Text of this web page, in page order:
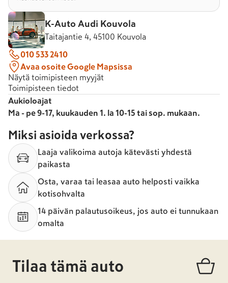
K-Auto Audi Kouvola
Taitajantie 4, 45100 Kouvola
010 533 2410
Avaa osoite Google Mapsissa
Näytä toimipisteen myyjät
Toimipisteen tiedot
Aukioloajat
Ma - pe 9-17, kuukauden 1. la 10-15 tai sop. mukaan.
Miksi asioida verkossa?
Laaja valikoima autoja kätevästi yhdestä
paikasta
Osta, varaa tai leasaa auto helposti vaikka
kotisohvalta
14 päivän palautusoikeus, jos auto ei tunnukaan
omalta
Tilaa tämä auto